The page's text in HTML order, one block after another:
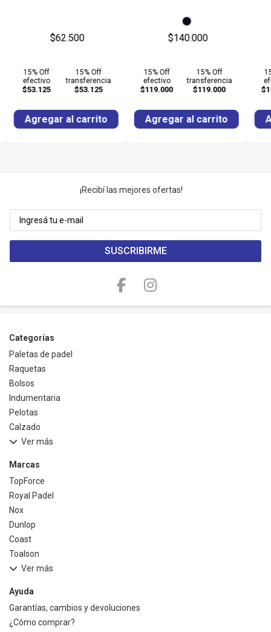
$62.500
15% Off
efectivo
$53.125
15% Off
transferencia
$53.125
Agregar al carrito
$140.000
15% Off
efectivo
$119.000
15% Off
transferencia
$119.000
Agregar al carrito
¡Recibí las mejores ofertas!
SUSCRIBIRME
Categorías
Paletas de padel
Raquetas
Bolsos
Indumentaria
Pelotas
Calzado
Ver más
Marcas
TopForce
Royal Padel
Nox
Dunlop
Coast
Toalson
Ver más
Ayuda
Garantías, cambios y devoluciones
¿Cómo comprar?